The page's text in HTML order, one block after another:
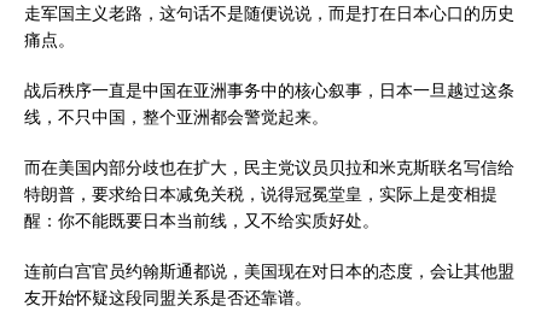
走军国主义老路，这句话不是随便说说，而是打在日本心口的历史
痛点。
战后秩序一直是中国在亚洲事务中的核心叙事，日本一旦越过这条
线，不只中国，整个亚洲都会警觉起来。
而在美国内部分歧也在扩大，民主党议员贝拉和米克斯联名写信给
特朗普，要求给日本减免关税，说得冠冕堂皇，实际上是变相提
醒：你不能既要日本当前线，又不给实质好处。
连前白宫官员约翰斯通都说，美国现在对日本的态度，会让其他盟
友开始怀疑这段同盟关系是否还靠谱。